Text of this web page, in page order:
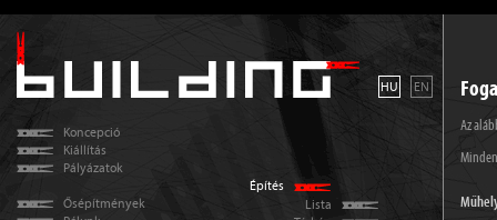
HU EN
Koncepció
Kiállítás
Pályázatok
Építés
Lista
Ősépítmények
Az